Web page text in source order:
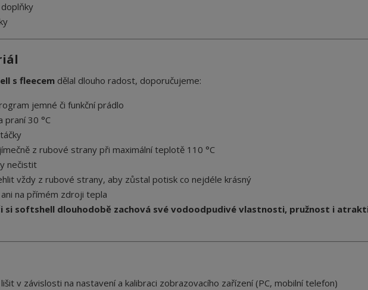
s fleecem dělal dlouho radost, doporučujeme:
jemné či funkční prádlo
praní 30 °C
z rubové strany při maximální teplotě 110 °C
nečistit
vždy z rubové strany, aby zůstal potisk co nejdéle krásný
na přímém zdroji tepla
si softshell dlouhodobě zachová své vodoodpudivé vlastnosti, pružnost i
v závislosti na nastavení a kalibraci zobrazovacího zařízení (PC, mobilní telefon)